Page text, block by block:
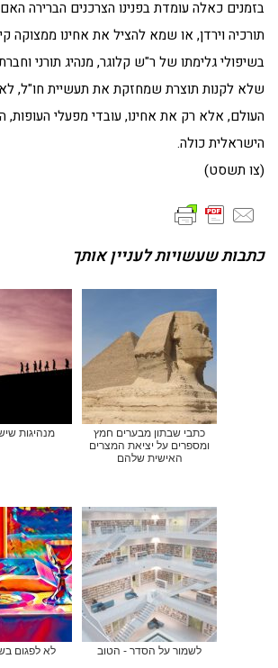
בזמנים כאלה עומדת בפנינו הצרכנים הברירה
תורכיה וירדן, או שמא להציל את אחינו ממצוקה
בשיפולי גלימתו של ר"ש קלוגר, מנהיג תורני
שלא לקנות תוצרת שמחזקת את תעשיית חו"ל,
העולם, אלא רק את אחינו, עובדי מפעלי העופות,
הישראלית כולה.
(צו תשסט)
כתבות שעשויות לעניין אותך
כתבי שבתון מבערים חמץ
ומספרים על יציאת המצרים
האישית שלהם
מנהיגות
לשמור על הסדר - הטוב לא לפגום